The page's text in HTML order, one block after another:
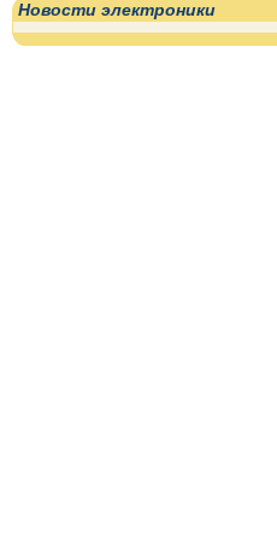
Новости электроники